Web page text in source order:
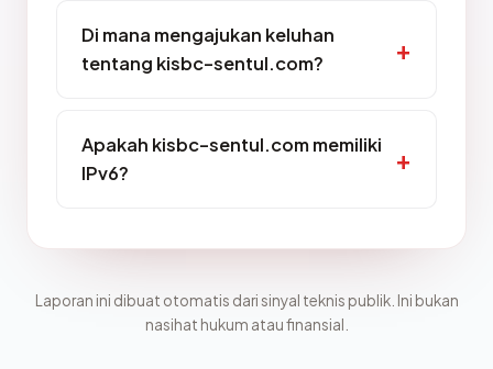
Di mana mengajukan keluhan
tentang kisbc-sentul.com?
Apakah kisbc-sentul.com memiliki
IPv6?
Laporan ini dibuat otomatis dari sinyal teknis publik. Ini bukan
nasihat hukum atau finansial.